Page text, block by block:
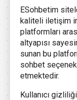
ESohbetim
kaliteli iletişim
platformları
altyapısı
sunan bu
sohbet
etmektedir.
Kullanıcı